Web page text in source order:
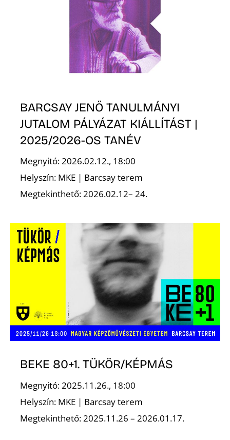
BARCSAY JENŐ TANULMÁNYI
JUTALOM PÁLYÁZAT KIÁLLÍTÁST |
2025/2026-OS TANÉV
Megnyitó: 2026.02.12., 18:00
Helyszín: MKE | Barcsay terem
Megtekinthető: 2026.02.12– 24.
BEKE 80+1. TÜKÖR/KÉPMÁS
Megnyitó: 2025.11.26., 18:00
Helyszín: MKE | Barcsay terem
Megtekinthető: 2025.11.26 – 2026.01.17.